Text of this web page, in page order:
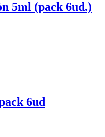
5ml (pack 6ud.)
6ud